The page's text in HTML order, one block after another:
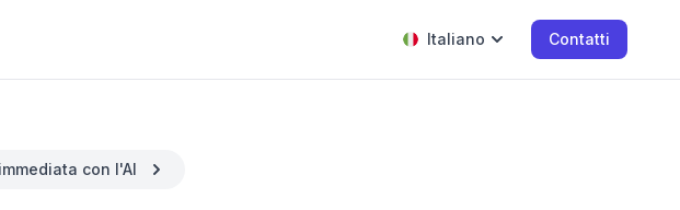
Italiano Contatti
con l'AI